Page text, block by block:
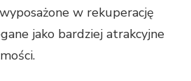
w rekuperację
jako bardziej atrakcyjne